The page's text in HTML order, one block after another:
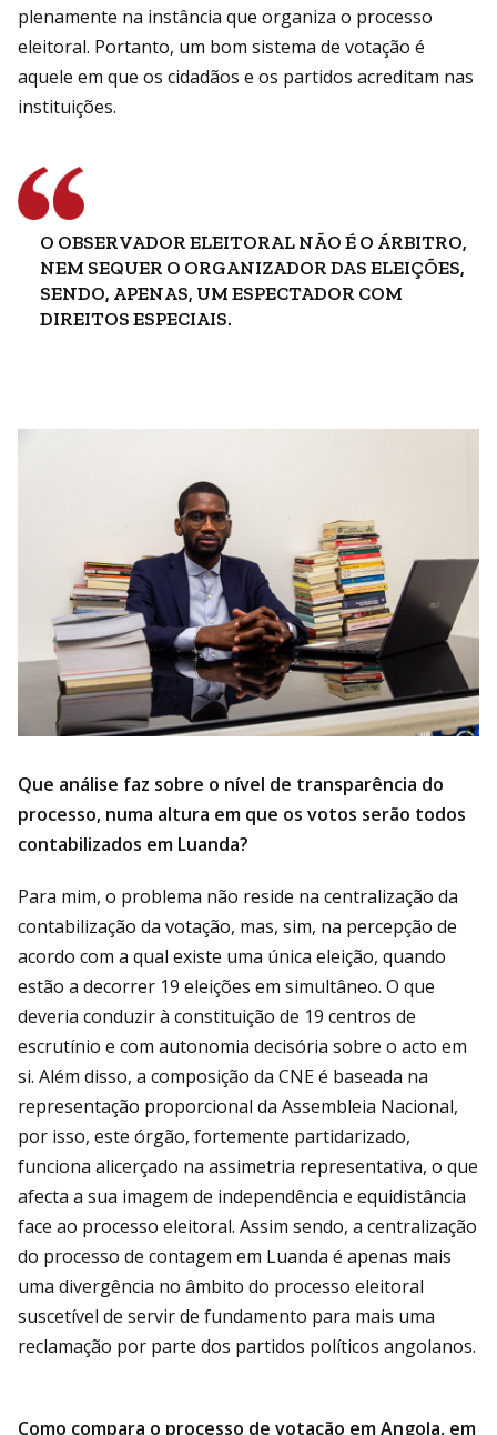
plenamente na instância que organiza o processo
eleitoral. Portanto, um bom sistema de votação é
aquele em que os cidadãos e os partidos acreditam nas
instituições.
O OBSERVADOR ELEITORAL NÃO É O ÁRBITRO,
NEM SEQUER O ORGANIZADOR DAS ELEIÇÕES,
SENDO, APENAS, UM ESPECTADOR COM
DIREITOS ESPECIAIS.
Que análise faz sobre o nível de transparência do
processo, numa altura em que os votos serão todos
contabilizados em Luanda?
Para mim, o problema não reside na centralização da
contabilização da votação, mas, sim, na percepção de
acordo com a qual existe uma única eleição, quando
estão a decorrer 19 eleições em simultâneo. O que
deveria conduzir à constituição de 19 centros de
escrutínio e com autonomia decisória sobre o acto em
si. Além disso, a composição da CNE é baseada na
representação proporcional da Assembleia Nacional,
por isso, este órgão, fortemente partidarizado,
funciona alicerçado na assimetria representativa, o que
afecta a sua imagem de independência e equidistância
face ao processo eleitoral. Assim sendo, a centralização
do processo de contagem em Luanda é apenas mais
uma divergência no âmbito do processo eleitoral
suscetível de servir de fundamento para mais uma
reclamação por parte dos partidos políticos angolanos.
Como compara o processo de votação em Angola, em